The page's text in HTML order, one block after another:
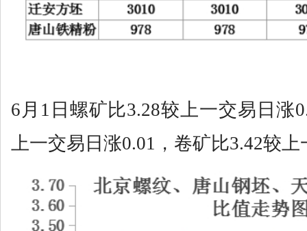
6月1日螺矿比3.28较上一交易日涨
上一交易日涨0.01，卷矿比3.42较